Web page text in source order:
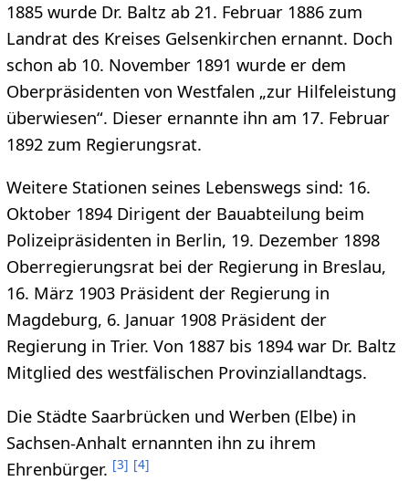
1885 wurde Dr. Baltz ab 21. Februar 1886 zum
Landrat des Kreises Gelsenkirchen ernannt. Doch
schon ab 10. November 1891 wurde er dem
Oberpräsidenten von Westfalen „zur Hilfeleistung
überwiesen“. Dieser ernannte ihn am 17. Februar
1892 zum Regierungsrat.
Weitere Stationen seines Lebenswegs sind: 16.
Oktober 1894 Dirigent der Bauabteilung beim
Polizeipräsidenten in Berlin, 19. Dezember 1898
Oberregierungsrat bei der Regierung in Breslau,
16. März 1903 Präsident der Regierung in
Magdeburg, 6. Januar 1908 Präsident der
Regierung in Trier. Von 1887 bis 1894 war Dr. Baltz
Mitglied des westfälischen Provinziallandtags.
Die Städte Saarbrücken und Werben (Elbe) in
Sachsen-Anhalt ernannten ihn zu ihrem
Ehrenbürger. [3] [4]